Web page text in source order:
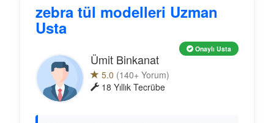
zebra tül modelleri Uzman
Usta
Onaylı Usta
Ümit Binkanat
5.0 (140+ Yorum)
18 Yıllık Tecrübe